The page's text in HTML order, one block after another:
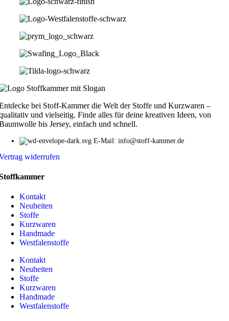
bei Stoff-Kammer die Welt der Stoffe und Kurzwaren –
und vielseitig. Finde alles für deine kreativen Ideen, von
bis Jersey, einfach und schnell.
E-Mail: info@stoff-kammer.de
widerrufen
Kontakt
Neuheiten
Stoffe
Kurzwaren
Handmade
Westfalenstoffe
Kontakt
Neuheiten
Stoffe
Kurzwaren
Handmade
Westfalenstoffe